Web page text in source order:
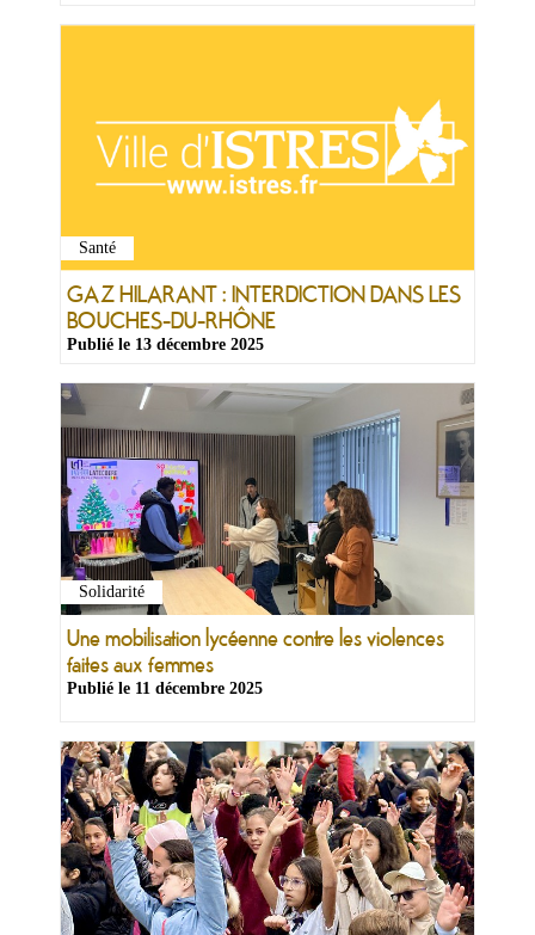
Santé
GAZ HILARANT : INTERDICTION DANS LES
BOUCHES-DU-RHÔNE
Publié le 13 décembre 2025
Solidarité
Une mobilisation lycéenne contre les violences
faites aux femmes
Publié le 11 décembre 2025